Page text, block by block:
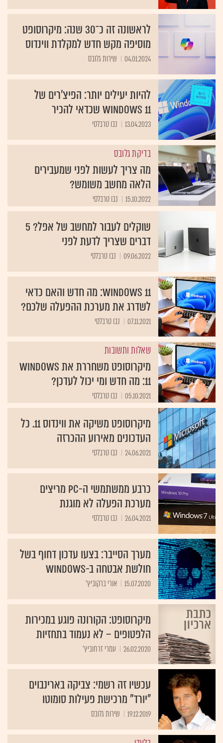
לראשונה זה כ־30 שנה: מיקרוסופט
מוסיפה מקש חדש למקלדת ווינדוס
04.01.2024 שירות גלובס
להיות יעילים יותר: הפיצ'רים של
Windows 11 שכדאי להכיר
13.04.2023 נבו טרבלסי
בדיקת גלובס
מה צריך לעשות לפני שמעבירים
הלאה מחשב משומש?
15.10.2022 נבו טרבלסי
שוקלים לעבור למחשב של אפל? 5
דברים שצריך לדעת לפני
09.06.2022 נבו טרבלסי
Windows 11: מה חדש והאם כדאי
לשדרג את מערכת ההפעלה שלכם?
07.11.2021 נבו טרבלסי
שאלות ותשובות
מיקרוסופט משחררת את Windows
11: מה חדש ומי יכול לעדכן?
05.10.2021 נבו טרבלסי
מיקרוסופט משיקה את ווינדוס 11. כל
העדכונים מאירוע ההכרזה
24.06.2021 נבו טרבלסי
כרבע ממשתמשי ה-PC מריצים
מערכת הפעלה לא מוגנת
26.04.2021 נבו טרבלסי
מערך הסייבר: בצעו עדכון דחוף בשל
חולשת אבטחה ב-Windows
15.07.2020 אורי ברקוביץ'
מיקרוסופט: הקורונה פוגע במכירות
הלפטופים – לא נעמוד בתחזיות
26.02.2020 עמרי זרחוביץ'
עכשיו זה רשמי: צביקה בארינבוים
"יורד" מרכישת פעילות סומוטו
19.12.2019 שירות גלובס